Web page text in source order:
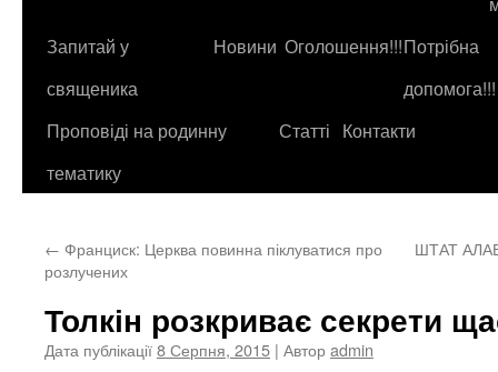
контенту
Запитай у
священика
Новини Оголошення!!!Потрібна
допомога!!!
Проповіді на родинну
тематику
Статті Контакти
← Франциск: Церква повинна піклуватися про
розлучених
ШТАТ
Толкін розкриває секрети
Дата публікації8 Серпня, 2015 | Авторadmin